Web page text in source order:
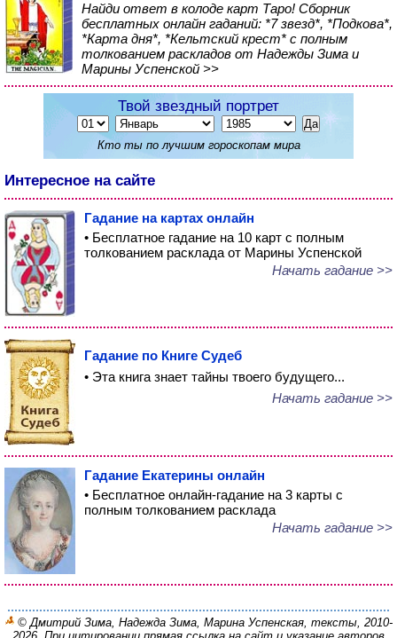
Найди ответ в колоде карт Таро! Сборник
бесплатных онлайн гаданий: *7 звезд*, *Подкова*,
*Карта дня*, *Кельтский крест* с полным
толкованием раскладов от Надежды Зима и
Марины Успенской >>
Твой звездный портрет
Кто ты по лучшим гороскопам мира
Интересное на сайте
Гадание на картах онлайн
• Бесплатное гадание на 10 карт с полным
толкованием расклада от Марины Успенской
Начать гадание >>
Гадание по Книге Судеб
• Эта книга знает тайны твоего будущего...
Начать гадание >>
Гадание Екатерины онлайн
• Бесплатное онлайн-гадание на 3 карты с
полным толкованием расклада
Начать гадание >>
© Дмитрий Зима, Надежда Зима, Марина Успенская, тексты, 2010-